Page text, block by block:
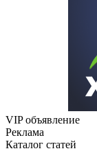
VIP объявление
Реклама
Каталог статей